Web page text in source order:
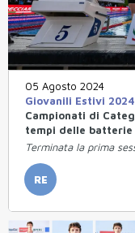
05 Agosto 2024
Giovanili Estivi 2024
Campionati di
tempi delle batterie
Terminata la prima
RE